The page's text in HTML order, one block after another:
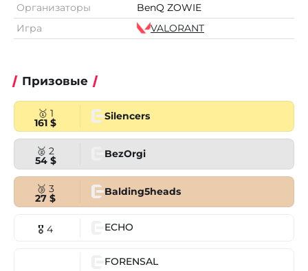
Организаторы
BenQ ZOWIE
Игра
VALORANT
Призовые
🥇 1
161 $
Silencers
🥈 2
54 $
BezOrgi
🥉 3
27 $
Balding5heads
🎖 4 ECHO
FORENSAL